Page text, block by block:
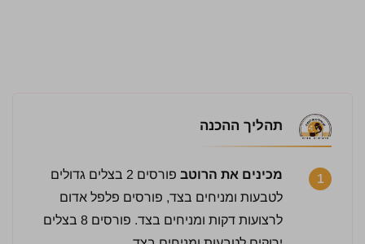
תהליך ההכנה
1 מכינים את הרוטב
פורסים 2 בצלים גדולים
לטבעות ומניחים בצד, פורסים פלפל אדום
לרצועות דקות ומניחים בצד. פורסים 8 בצלים